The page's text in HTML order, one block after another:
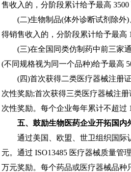
售收入的，分阶段累计给予最高 3500
(二)生物制品(体外诊断试剂除外
得销售收入的，分阶段累计给予最高
(三)在全国同类仿制药中前三家
(不同规格视为同一个品种)给予最高
(四)首次获得二类医疗器械注册
次性奖励;首次获得三类医疗器械注
次性奖励。每个企业每年累计不超过
五、鼓励生物医药企业开拓国内
通过美国、欧盟、世卫组织国际
元。通过 ISO13485 医疗器械质量管
万元奖励。每个药品或医疗器械品种